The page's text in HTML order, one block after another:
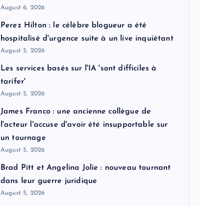
August 6, 2026
Perez Hilton : le célèbre blogueur a été
hospitalisé d'urgence suite à un live inquiétant
August 5, 2026
Les services basés sur l'IA 'sont difficiles à
tarifer'
August 5, 2026
James Franco : une ancienne collègue de
l'acteur l'accuse d'avoir été insupportable sur
un tournage
August 5, 2026
Brad Pitt et Angelina Jolie : nouveau tournant
dans leur guerre juridique
August 5, 2026